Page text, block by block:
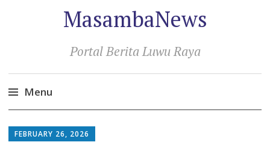
MasambaNews
Portal Berita Luwu Raya
Menu
to
FEBRUARY 26, 2026